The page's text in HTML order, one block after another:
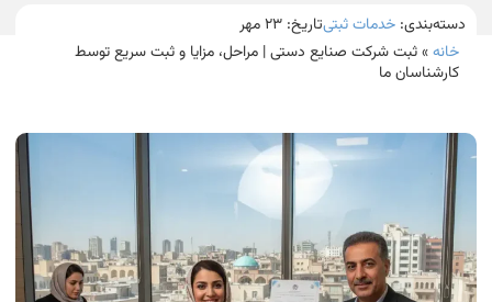
دسته‌بندی: خدمات ثبتیتاریخ:
خانه»ثبت شرکت صنایع دستی | مراحل، مزایا و ثبت سریع توسط
کارشناسان ما